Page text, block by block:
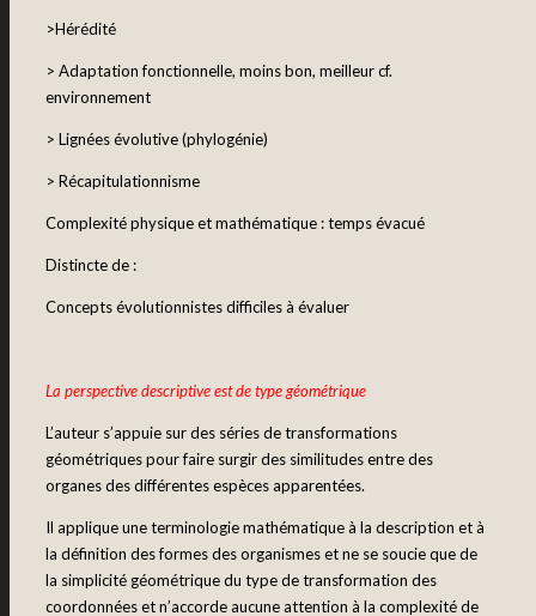
>Hérédité
> Adaptation fonctionnelle, moins bon, meilleur cf.
environnement
> Lignées évolutive (phylogénie)
> Récapitulationnisme
Complexité physique et mathématique : temps évacué
Distincte de :
Concepts évolutionnistes difficiles à évaluer
La perspective descriptive est de type géométrique
L’auteur s’appuie sur des séries de transformations
géométriques pour faire surgir des similitudes entre des
organes des différentes espèces apparentées.
Il applique une terminologie mathématique à la description et à
la définition des formes des organismes et ne se soucie que de
la simplicité géométrique du type de transformation des
coordonnées et n’accorde aucune attention à la complexité de